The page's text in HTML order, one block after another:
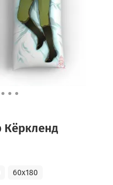
Кёркленд
60x180